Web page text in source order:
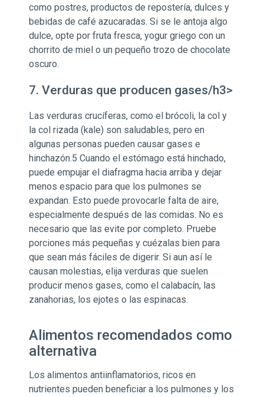
como postres, productos de repostería, dulces y
bebidas de café azucaradas. Si se le antoja algo
dulce, opte por fruta fresca, yogur griego con un
chorrito de miel o un pequeño trozo de chocolate
oscuro.
7. Verduras que producen gases/h3>
Las verduras crucíferas, como el brócoli, la col y
la col rizada (kale) son saludables, pero en
algunas personas pueden causar gases e
hinchazón.5 Cuando el estómago está hinchado,
puede empujar el diafragma hacia arriba y dejar
menos espacio para que los pulmones se
expandan. Esto puede provocarle falta de aire,
especialmente después de las comidas. No es
necesario que las evite por completo. Pruebe
porciones más pequeñas y cuézalas bien para
que sean más fáciles de digerir. Si aun así le
causan molestias, elija verduras que suelen
producir menos gases, como el calabacín, las
zanahorias, los ejotes o las espinacas.
Alimentos recomendados como
alternativa
Los alimentos antiinflamatorios, ricos en
nutrientes pueden beneficiar a los pulmones y los